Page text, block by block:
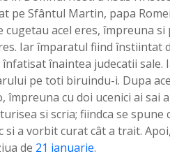
pe Sfântul Martin, papa
cugetau acel eres, împreuna
Iar împaratul fiind înstiintat
înaintea judecatii sale.
pe toti biruindu-i. Dupa
împreuna cu doi ucenici ai sai
si scria; fiindca se
si a vorbit curat cât a trait.
de 21 ianuarie.